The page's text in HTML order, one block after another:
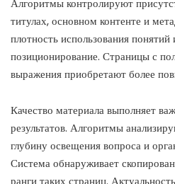
титулах, основном контенте и
плотность использования
позиционирование. Страницы с
выражения приобретают более
Качество материала выполняет
результатов. Алгоритмы
глубину освещения вопроса и
Система обнаруживает
ранги таких страниц.